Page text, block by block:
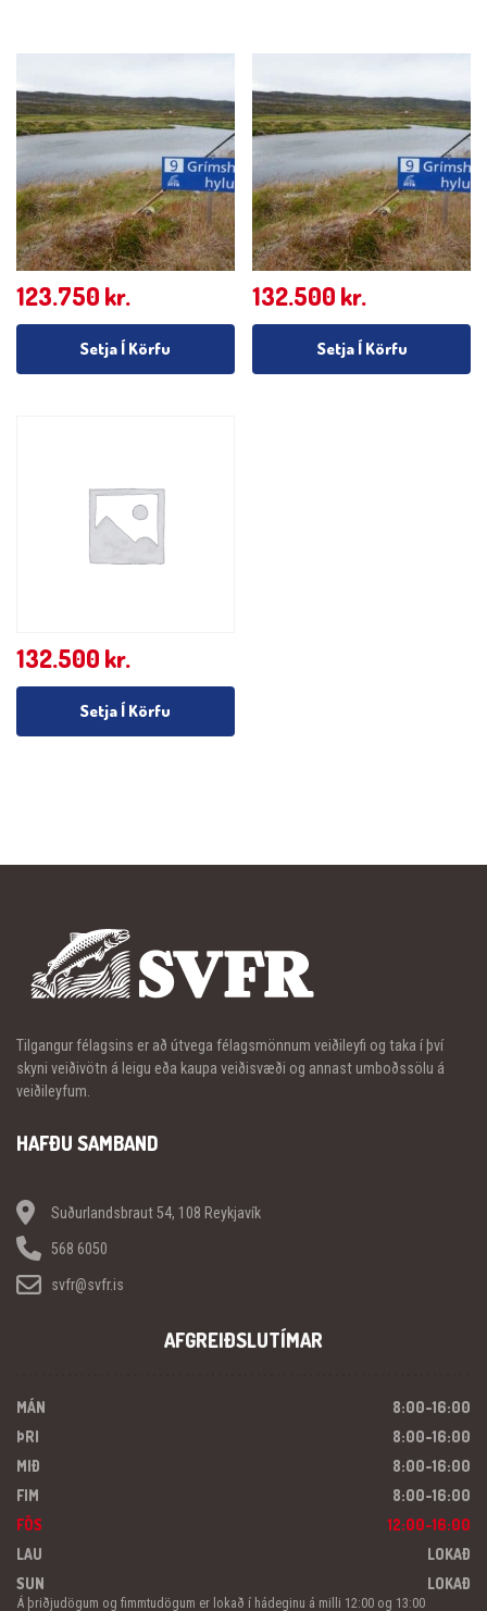
123.750 kr.
Setja Í Körfu
132.500 kr.
Setja Í Körfu
132.500 kr.
Setja Í Körfu
Tilgangur félagsins er að útvega félagsmönnum veiðileyfi og taka í því
skyni veiðivötn á leigu eða kaupa veiðisvæði og annast umboðssölu á
veiðileyfum.
HAFÐU SAMBAND
Suðurlandsbraut 54, 108 Reykjavík
568 6050
svfr@svfr.is
AFGREIÐSLUTÍMAR
MÁN
8:00-16:00
ÞRI
8:00-16:00
MIÐ
8:00-16:00
FIM
8:00-16:00
FÖS
12:00-16:00
LAU
LOKAÐ
SUN
LOKAÐ
Á þriðjudögum og fimmtudögum er lokað í hádeginu á milli 12:00 og 13:00